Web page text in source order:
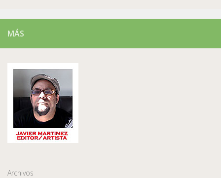
MÁS
Archivos